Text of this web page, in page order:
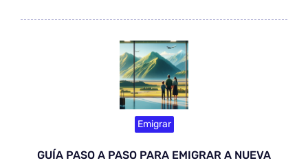
Emigrar
GUÍA PASO A PASO PARA EMIGRAR A NUEVA